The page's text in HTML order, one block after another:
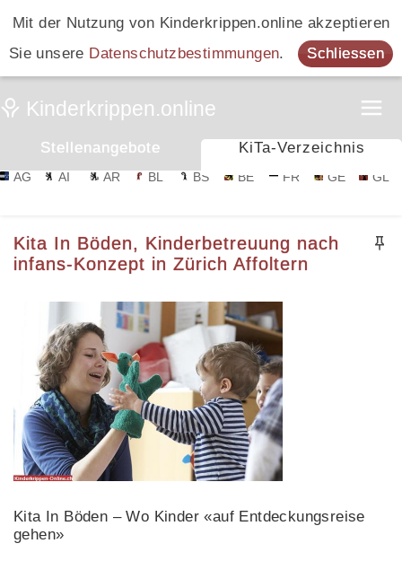
Mit der Nutzung von Kinderkrippen.online akzeptieren
Sie unsere Datenschutzbestimmungen. Schliessen
Stellenangebote KiTa-Verzeichnis
AG AI AR BL BS BE FR GE GL
Kita In Böden, Kinderbetreuung nach
infans-Konzept in Zürich Affoltern
Kita In Böden – Wo Kinder «auf Entdeckungsreise
gehen»